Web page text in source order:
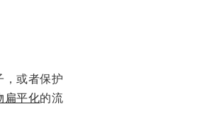
，或者保护
扁平化的流